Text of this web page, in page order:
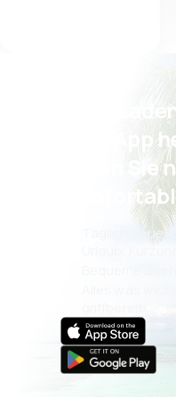
Psst!
eSky App
reisen Sie
Täglich neue
Bequeme